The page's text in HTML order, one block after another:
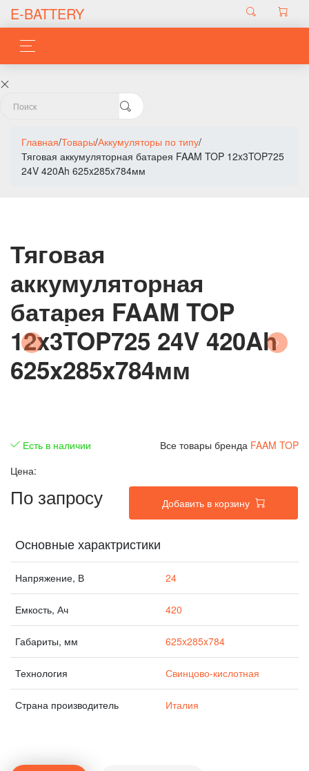
E-BATTERY
Главная/Товары/Аккумуляторы по типу/
Тяговая аккумуляторная батарея FAAM TOP 12x3TOP725
24V 420Ah 625x285x784мм
Тяговая
аккумуляторная
батарея FAAM TOP
12x3TOP725 24V 420Ah
625x285x784мм
Есть в наличии Все товары бренда FAAM TOP
Цена:
По запросу Добавить в корзину
Основные характристики
Напряжение, В 24
Емкость, Ач 420
Габариты, мм 625x285x784
Технология Свинцово-кислотная
Страна производитель Италия